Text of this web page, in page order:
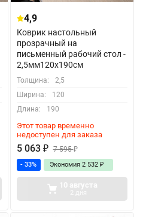
4,9
Коврик настольный
прозрачный на
письменный рабочий стол -
2,5мм120x190см
Толщина:
2,5
Ширина:
120
Длина:
190
Этот товар временно
недоступен для заказа
5 063 ₽ 7 595₽
- 33% Экономия 2 532 ₽
10 августа